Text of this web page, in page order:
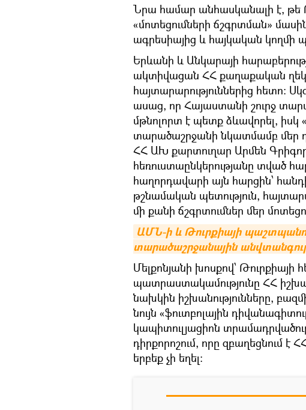
Նրա համար անհասկանալի է, թե
«մոտեցումների ճշգրտման»
ագրեսիայից և հայկական կողմի
Երևանի և Անկարայի
ակտիվացան ՀՀ քաղաքական
հայտարարություններից հետո։
ասաց, որ Հայաստանի շուրջ
մթնոլորտ է պետք ձևավորել,
տարածաշրջանի նկատմամբ մեր
ՀՀ ԱԽ քարտուղար Արմեն
հեռուստաընկերությանը տված
հաղորդավարի այն հարցին՝
թշնամական պետություն,
մի քանի ճշգրտումներ մեր
ԱՄՆ-ի և Թուրքիայի
տարածաշրջանային
Մելքոնյանի խոսքով՝ Թուրքիայի
պատրաստակամությունը ՀՀ
նախկին իշխանությունները,
նույն «ֆուտբոլային
կապիտուլյացիոն
դիրքորոշում, որը զբաղեցնում է
երբեք չի եղել։